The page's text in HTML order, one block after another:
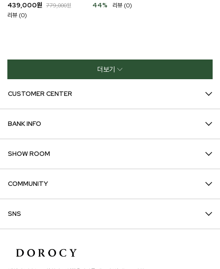
44%
439,000원 779,000원
리뷰 (0)
리뷰 (0)
더보기
CUSTOMER CENTER
BANK INFO
SHOW ROOM
COMMUNITY
SNS